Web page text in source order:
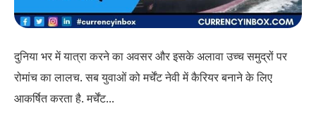
दुनिया भर में यात्रा करने का अवसर और इसके अलावा उच्च समुद्रों पर
रोमांच का लालच. सब युवाओं को मर्चेंट नेवी में कैरियर बनाने के लिए
आकर्षित करता है. मर्चेंट...